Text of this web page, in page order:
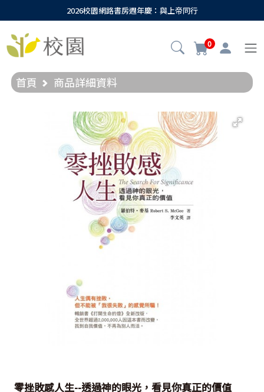
2026校園網路書房週年慶：與上帝同行
0
首頁 商品詳細資料
零挫敗感人生--透過神的眼光，看見你真正的價值